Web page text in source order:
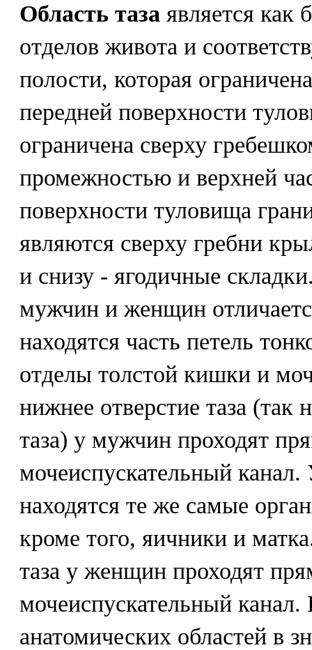
Область таза является
отделов живота и
полости, которая
передней поверхности
ограничена сверху
промежностью и верхней
поверхности туловища
являются сверху гребни
и снизу - ягодичные
мужчин и женщин
находятся часть петель
отделы толстой кишки и
нижнее отверстие таза
таза) у мужчин проходят
мочеиспускательный
находятся те же самые
кроме того, яичники и
таза у женщин проходят
мочеиспускательный
анатомических областей в